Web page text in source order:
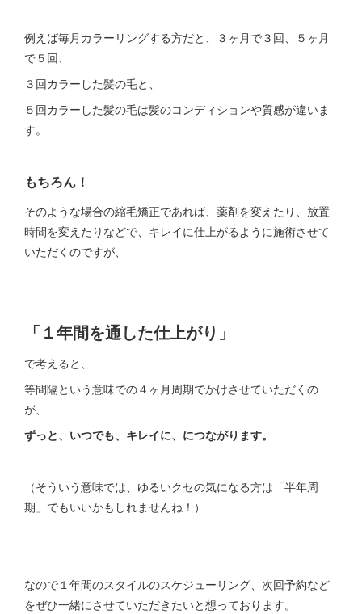
例えば毎月カラーリングする方だと、３ヶ月で３回、５ヶ月
で５回、
３回カラーした髪の毛と、
５回カラーした髪の毛は髪のコンディションや質感が違いま
す。
もちろん！
そのような場合の縮毛矯正であれば、薬剤を変えたり、放置
時間を変えたりなどで、キレイに仕上がるように施術させて
いただくのですが、
「１年間を通した仕上がり」
で考えると、
等間隔という意味での４ヶ月周期でかけさせていただくの
が、
ずっと、いつでも、キレイに、につながります。
（そういう意味では、ゆるいクセの気になる方は「半年周
期」でもいいかもしれませんね！）
なので１年間のスタイルのスケジューリング、次回予約など
をぜひ一緒にさせていただきたいと想っております。